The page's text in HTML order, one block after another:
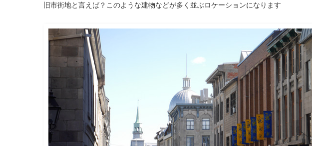
旧市街地と言えば？このような建物などが多く並ぶロケーションになります